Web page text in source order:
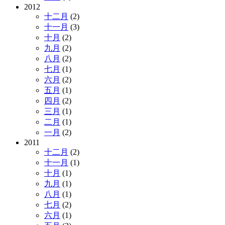
2012
十二月 (2)
十一月 (3)
十月 (2)
九月 (2)
八月 (2)
七月 (1)
六月 (2)
五月 (1)
四月 (2)
三月 (1)
二月 (1)
一月 (2)
2011
十二月 (2)
十一月 (1)
十月 (1)
九月 (1)
八月 (1)
七月 (2)
六月 (1)